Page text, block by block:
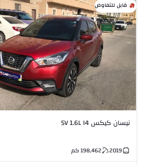
قابل للتفاوض
نيسان كيكس SV 1.6L I4
2019
198,462كم